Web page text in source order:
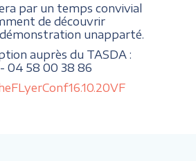
par un temps convivial
de découvrir
unapparté.
auprès du TASDA :
04 58 00 38 86
FLyerConf16.10.20VF